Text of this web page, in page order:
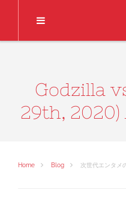
Godzilla
29th, 2020)
Home Blog 次世代エンタメ